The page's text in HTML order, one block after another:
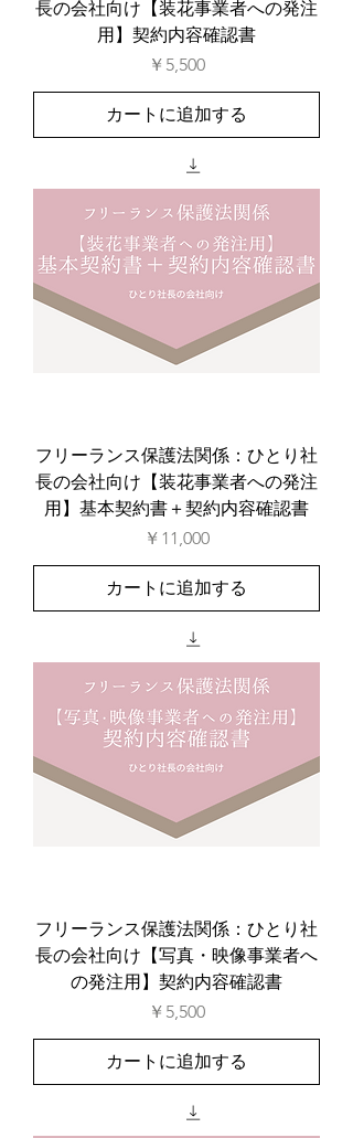
長の会社向け【装花事業者への発注
用】契約内容確認書
価格
￥5,500
カートに追加する
フリーランス保護法関係：ひとり社
長の会社向け【装花事業者への発注
用】基本契約書＋契約内容確認書
価格
￥11,000
カートに追加する
フリーランス保護法関係：ひとり社
長の会社向け【写真・映像事業者へ
の発注用】契約内容確認書
価格
￥5,500
カートに追加する